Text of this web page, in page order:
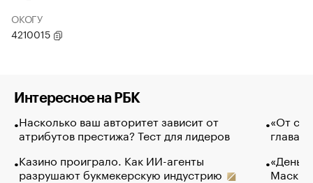
ОКОГУ
4210015
Интересное на РБК
Насколько ваш авторитет зависит от
атрибутов престижа? Тест для лидеров
Казино проиграло. Как ИИ-агенты
разрушают букмекерскую индустрию
«От
глава
Маск в